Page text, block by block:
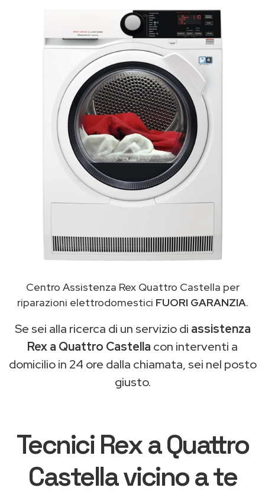
Centro Assistenza Rex Quattro Castella per
riparazioni elettrodomestici FUORI GARANZIA.
Se sei alla ricerca di un servizio di assistenza
Rex a Quattro Castella con interventi a
domicilio in 24 ore dalla chiamata, sei nel posto
giusto.
Tecnici Rex a Quattro
Castella vicino a te